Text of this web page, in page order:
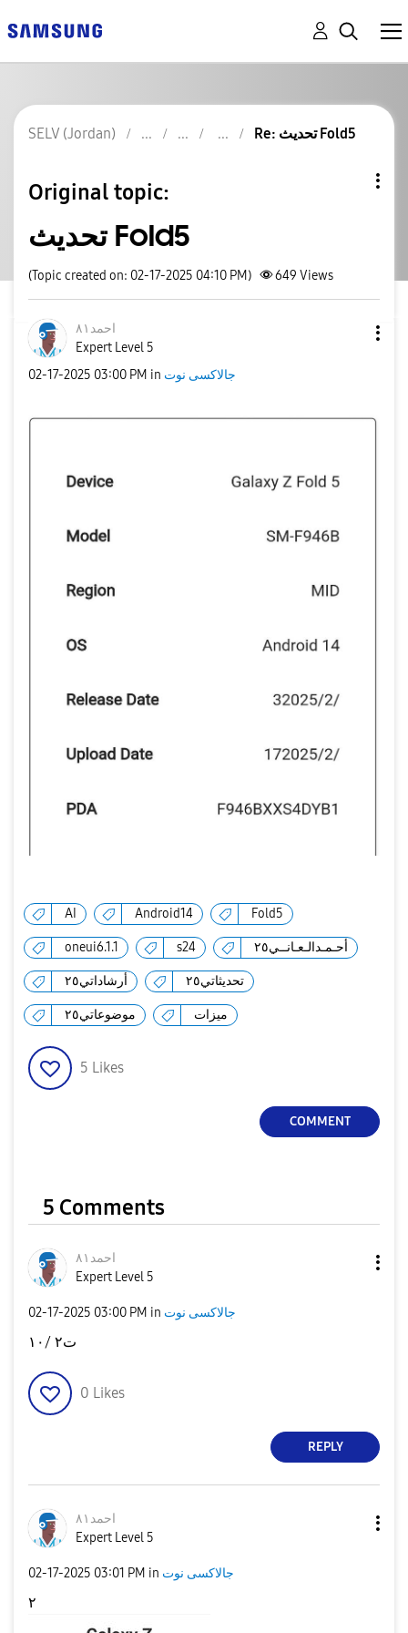
SELV (Jordan) Re: تحديث Fold5
Original topic:
تحديث Fold5
(Topic created on: 02-17-2025 04:10 PM) 649 Views
احمد٨١
Expert Level 5
‎02-17-2025 03:00 PM in جالاكسى نوت
AI Android14 Fold5
oneui6.1.1 s24 أحـمـدالـعـانــي٢٥
أرشاداتي٢٥ تحديثاتي٢٥
موضوعاتي٢٥ ميزات
5 Likes
COMMENT
5 Comments
احمد٨١
Expert Level 5
‎02-17-2025 03:00 PM in جالاكسى نوت
ت٢ /١٠
0 Likes
REPLY
احمد٨١
Expert Level 5
‎02-17-2025 03:01 PM in جالاكسى نوت
٢